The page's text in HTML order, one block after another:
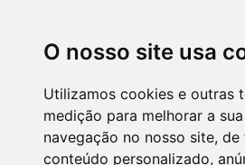
O nosso site usa
Utilizamos cookies e outras
medição para melhorar a
navegação no nosso site,
conteúdo personalizado,